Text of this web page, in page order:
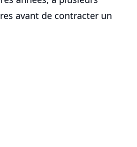
avant de contracter un